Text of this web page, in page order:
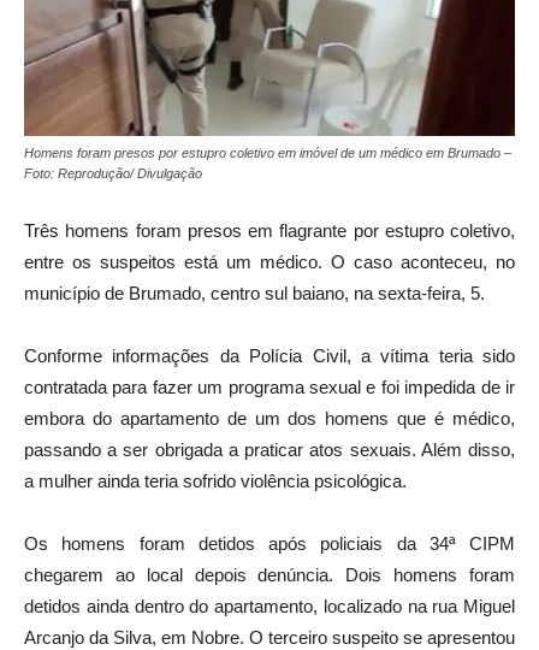
Homens foram presos por estupro coletivo em imóvel de um médico em Brumado –
Foto: Reprodução/ Divulgação
Três homens foram presos em flagrante por estupro coletivo,
entre os suspeitos está um médico. O caso aconteceu, no
município de Brumado, centro sul baiano, na sexta-feira, 5.
Conforme informações da Polícia Civil, a vítima teria sido
contratada para fazer um programa sexual e foi impedida de ir
embora do apartamento de um dos homens que é médico,
passando a ser obrigada a praticar atos sexuais. Além disso,
a mulher ainda teria sofrido violência psicológica.
Os homens foram detidos após policiais da 34ª CIPM
chegarem ao local depois denúncia. Dois homens foram
detidos ainda dentro do apartamento, localizado na rua Miguel
Arcanjo da Silva, em Nobre. O terceiro suspeito se apresentou